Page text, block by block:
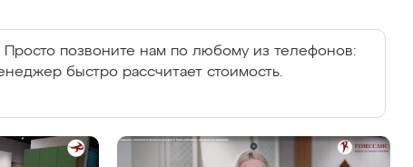
позвоните нам по любому из телефонов:
быстро рассчитает стоимость.